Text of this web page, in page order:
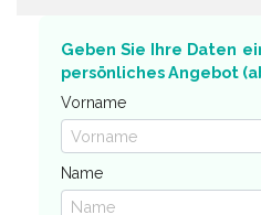
Geben Sie Ihre Daten
persönliches Angebot
Vorname
Name